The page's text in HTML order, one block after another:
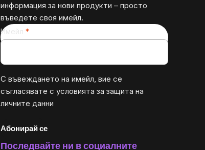
информация за нови продукти – просто
въведете своя имейл.
Имейл
С въвеждането на имейл, вие се
съгласявате с условията за защита на
личните данни
Абонирай се
Последвайте ни в социалните